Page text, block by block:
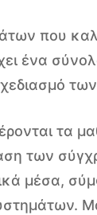
που
ένα
τα
των
μέσα,